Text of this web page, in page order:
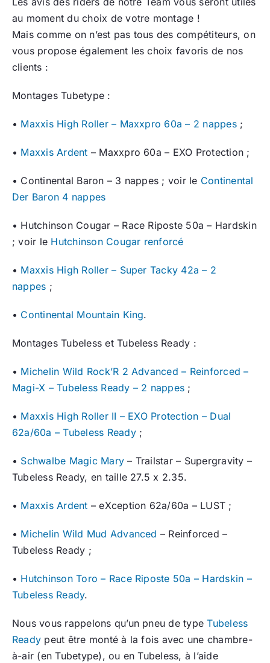
au moment du choix de votre montage !
Mais comme on n’est pas tous des compétiteurs, on
vous propose également les choix favoris de nos
clients :
Montages Tubetype :
• Maxxis High Roller – Maxxpro 60a – 2 nappes;
• Maxxis Ardent – Maxxpro 60a – EXO Protection ;
• Continental Baron – 3 nappes ; voir le Continental
Der Baron 4 nappes
• Hutchinson Cougar – Race Riposte 50a – Hardskin
; voir le Hutchinson Cougar renforcé
• Maxxis High Roller – Super Tacky 42a – 2
nappes ;
• Continental Mountain King.
Montages Tubeless et Tubeless Ready :
• Michelin Wild Rock’R 2 Advanced – Reinforced –
Magi-X – Tubeless Ready – 2 nappes ;
• Maxxis High Roller II – EXO Protection – Dual
62a/60a – Tubeless Ready;
• Schwalbe Magic Mary – Trailstar – Supergravity –
Tubeless Ready, en taille 27.5 x 2.35.
• Maxxis Ardent – eXception 62a/60a – LUST ;
• Michelin Wild Mud Advanced – Reinforced –
Tubeless Ready ;
• Hutchinson Toro – Race Riposte 50a – Hardskin –
Tubeless Ready.
Nous vous rappelons qu’un pneu de typeTubeless
Ready peut être monté à la fois avec une chambre-
à-air (en Tubetype), ou en Tubeless, à l’aide